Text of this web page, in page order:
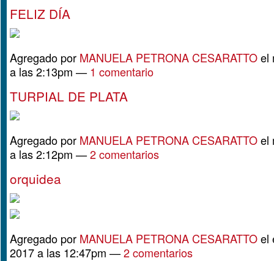
FELIZ DÍA
Agregado por MANUELA PETRONA CESARATTOel
a las 2:13pm —1 comentario
TURPIAL DE PLATA
Agregado por MANUELA PETRONA CESARATTOel
a las 2:12pm —2 comentarios
orquidea
Agregado por MANUELA PETRONA CESARATTOel
2017 a las 12:47pm —2 comentarios